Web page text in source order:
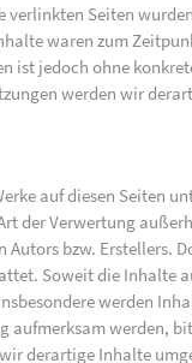
Seiten
waren zum
jedoch ohne
werden wir
auf diesen Seiten
der Verwertung
bzw. Erstellers.
Soweit die Inhalte
werden
aufmerksam werden,
derartige Inhalte